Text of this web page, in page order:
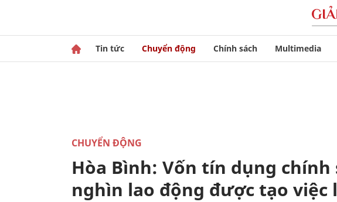
Tin tức Chuyển động Chính sách Multimedia
CHUYỂN ĐỘNG
Hòa Bình: Vốn tín dụng
nghìn lao động được tạo việc